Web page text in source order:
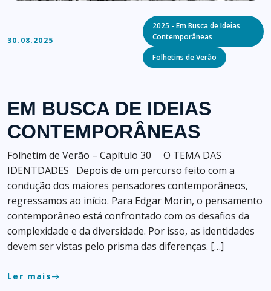
30.08.2025
Categories
2025 - Em Busca de Ideias
Contemporâneas
Folhetins de Verão
EM BUSCA DE IDEIAS
CONTEMPORÂNEAS
Folhetim de Verão – Capítulo 30 O TEMA DAS
IDENTDADES Depois de um percurso feito com a
condução dos maiores pensadores contemporâneos,
regressamos ao início. Para Edgar Morin, o pensamento
contemporâneo está confrontado com os desafios da
complexidade e da diversidade. Por isso, as identidades
devem ser vistas pelo prisma das diferenças. […]
Ler maiseast